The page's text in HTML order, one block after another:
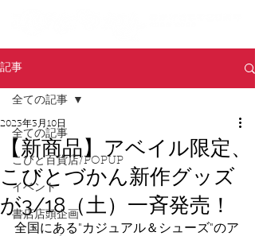
記事
全ての記事
こびと百貨店/POPUP
イベント
書店店頭企画
全ての記事
【新商品】アベイル限定、
こびとづかん新作グッズ
が3/18（土）一斉発売！
2023年3月10日
全国にある"カジュアル＆シューズ"のア